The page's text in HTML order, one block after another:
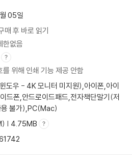
05일
매 후 바로 읽기
한없음
를 위해 인쇄 기능 제공 안함
도우 - 4K 모니터 미지원),아이폰,아이
드폰,안드로이드패드,전자책단말기(저
용 불가),PC(Mac)
| 4.75MB